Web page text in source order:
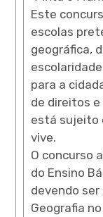
Este
escolas
geográfica,
para a
de direitos e
está sujeito
vive.
O concurso
do Ensino
devendo
Geografia